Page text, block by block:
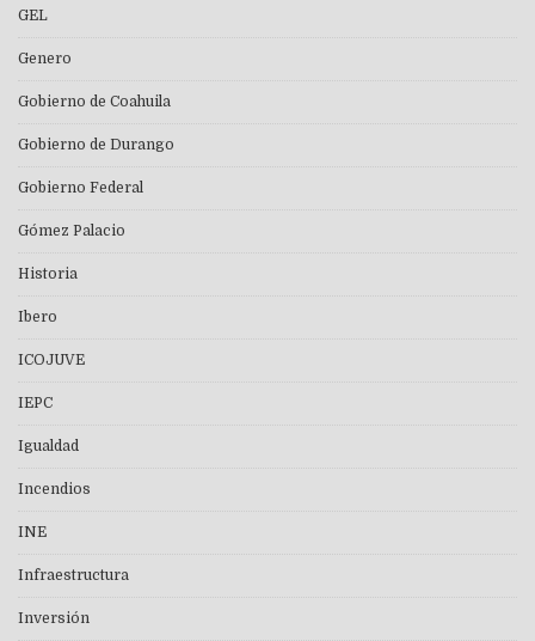
GEL
Genero
Gobierno de Coahuila
Gobierno de Durango
Gobierno Federal
Gómez Palacio
Historia
Ibero
ICOJUVE
IEPC
Igualdad
Incendios
INE
Infraestructura
Inversión